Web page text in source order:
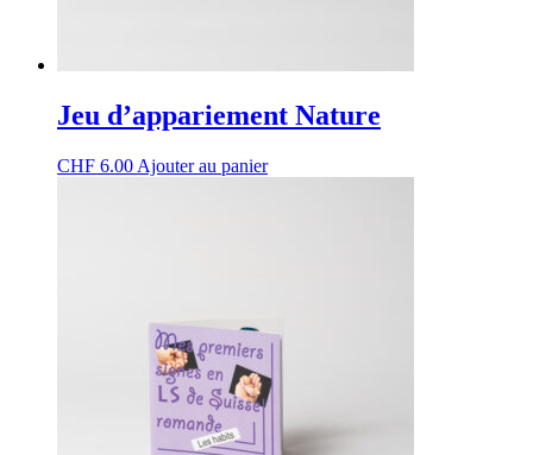
Jeu d’appariement Nature
CHF 6.00 Ajouter au panier